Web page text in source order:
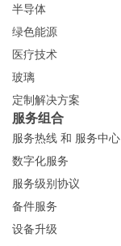
半导体
绿色能源
医疗技术
玻璃
定制解决方案
服务组合
服务热线 和 服务中心
数字化服务
服务级别协议
备件服务
设备升级